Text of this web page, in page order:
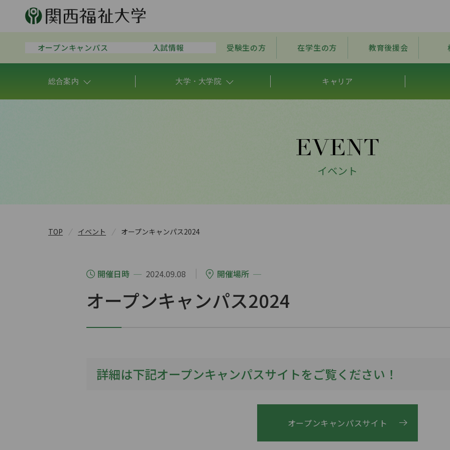
オープンキャンパス 入試情報 受験生の方 在学生の方 教育後援会
総合案内 大学・大学院 キャリア
イベント
TOP イベント オープンキャンパス2024
開催日時 2024.09.08 開催場所
オープンキャンパス2024
詳細は下記オープンキャンパスサイトをご覧ください！
オープンキャンパスサイト